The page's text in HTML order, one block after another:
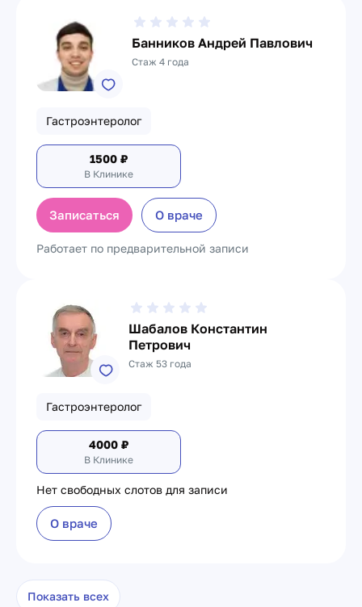
Банников Андрей Павлович
Стаж 4 года
Гастроэнтеролог
1500 ₽
В Клинике
Записаться О враче
Работает по предварительной записи
Шабалов Константин
Петрович
Стаж 53 года
Гастроэнтеролог
4000 ₽
В Клинике
Нет свободных слотов для записи
О враче
Показать всех